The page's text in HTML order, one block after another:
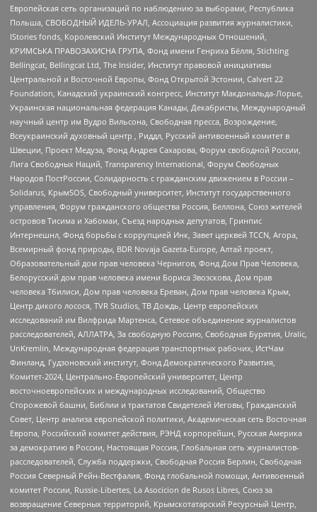
Европейская сеть организаций по наблюдению за выборами, Республика
Польша, СВОБОДНЫЙ ИДЕЛЬ-УРАЛ, Ассоциация развития журналистики,
IStories fonds, Королевский Институт Международных Отношений,
КРИМСЬКА ПРАВОЗАХИСНА ГРУПА, Фонд имени Генриха Бёлля, Stichting
Bellingcat, Bellingcat Ltd, The Insider, Институт правовой инициативы
Центральной и Восточной Европы, Фонд Открытой Эстонии, Calvert 22
Foundation, Канадский украинский конгресс, Институт Макдональда-Лорье,
Украинская национальная федерация Канады, Декабристы, Международный
научный центр им Вудро Вильсона, Свободная пресса, Возрождение,
Всеукраинский духовный центр , Риддл, Русский антивоенный комитет в
Швеции, Проект Медуза, Фонд Андрея Сахарова, Форум свободной России,
Лига Свободных Наций, Transparеncy International, Форум Свободных
Народов ПостРоссии, Солидарность с гражданским движением в России –
Solidarus, КрымSOS, Свободный университет, Институт государственного
управления, Форум гражданского общества Россия, Беллона, Союз жителей
островов Тисима и Хабомаи, Съезд народных депутатов, Гринпис
Интернешнл, Фонд борьбы с коррупцией Инк, Завет церквей TCCN, Агора,
Всемирный фонд природы, BDR Novaja Gazeta-Europe, Алтай проект,
Образовательный дом прав человека Чернигов, Фонд Дом Прав Человека,
Белорусский дом прав человека имени Бориса Звозскова, Дом прав
человека Тбилиси, Дом прав человека Ереван, Дом прав человека Крым,
Центр дикого лосося, TVR Studios, ТВ Дождь, Центр европейских
исследований им Вилфрида Мартенса, Сетевое объединение журналистов
расследователей, АЛЛАТРА, За свободную Россию, Свободная Бурятия, Uralic,
UnKremlin, Международная федерация транспортных рабочих, ИстЧам
Финланд, Гудзоновский институт, Фонд Демократического Развития,
Комитет-2024, Центрально-Европейский университет, Центр
восточноевропейских и международных исследований, Общество
Сторожевой башни, Библии и трактатов Свидетелей Иеговы, Гражданский
Совет, Центр анализа европейской политики, Академическая сеть Восточная
Европа, Российский комитет действия, РЭНД корпорейшн, Русская Америка
за демократию в России, Настоящая Россия, Глобальная сеть журналистов-
расследователей, Служба поддержки, Свободная Россия Берлин, Свободная
Россия Северный Рейн-Вестфалия, Фонд глобальной помощи, Антивоенный
комитет России, Russie-Libertes, La Asocicion de Rusos Libres, Союз за
возвращение Северных территорий, Крымскотатарский Ресурсный Центр,